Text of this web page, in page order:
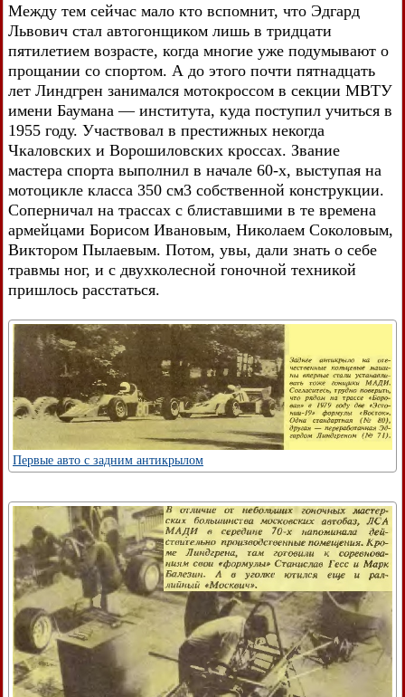
Между тем сейчас мало кто вспомнит, что Эдгард
Львович стал автогонщиком лишь в тридцати
пятилетием возрасте, когда многие уже подумывают о
прощании со спортом. А до этого почти пятнадцать
лет Линдгрен занимался мотокроссом в секции МВТУ
имени Баумана — института, куда поступил учиться в
1955 году. Участвовал в престижных некогда
Чкаловских и Ворошиловских кроссах. Звание
мастера спорта выполнил в начале 60-х, выступая на
мотоцикле класса 350 см3 собственной конструкции.
Соперничал на трассах с блиставшими в те времена
армейцами Борисом Ивановым, Николаем Соколовым,
Виктором Пылаевым. Потом, увы, дали знать о себе
травмы ног, и с двухколесной гоночной техникой
пришлось расстаться.
Первые авто с задним антикрылом